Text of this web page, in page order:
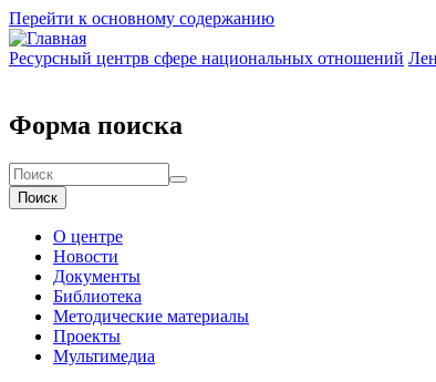
Перейти к основному содержанию
Ресурсный центрв сфере национальных отношений
Форма поиска
Поиск
О центре
Новости
Документы
Библиотека
Методические материалы
Проекты
Мультимедиа